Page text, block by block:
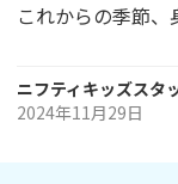
これからの季節、
ニフティキッズスタ
2024年11月29日